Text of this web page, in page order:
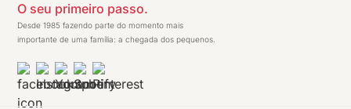
O seu primeiro passo.
Desde 1985 fazendo parte do momento mais
importante de uma família: a chegada dos pequenos.